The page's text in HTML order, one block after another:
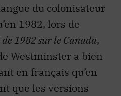
du colonisateur
1982, lors de
1982 sur le Canada,
Westminster a bien
en français qu’en
que les versions